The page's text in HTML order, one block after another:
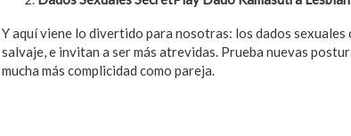
Y aquí viene lo divertido para nosotras: los dados sexuales
salvaje, e invitan a ser más atrevidas. Prueba nuevas
mucha más complicidad como pareja.